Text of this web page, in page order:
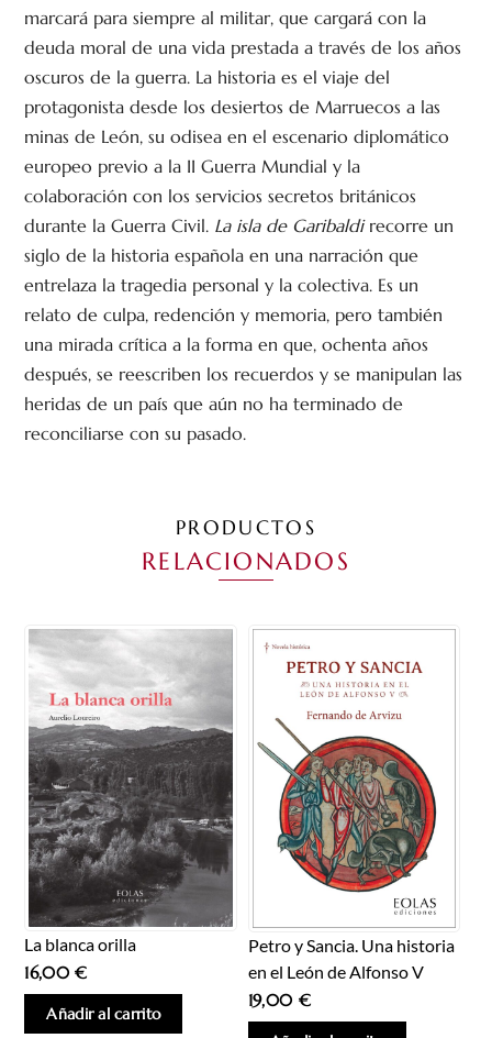
marcará para siempre al militar, que cargará con la
deuda moral de una vida prestada a través de los años
oscuros de la guerra. La historia es el viaje del
protagonista desde los desiertos de Marruecos a las
minas de León, su odisea en el escenario diplomático
europeo previo a la II Guerra Mundial y la
colaboración con los servicios secretos británicos
durante la Guerra Civil. La isla de Garibaldi recorre un
siglo de la historia española en una narración que
entrelaza la tragedia personal y la colectiva. Es un
relato de culpa, redención y memoria, pero también
una mirada crítica a la forma en que, ochenta años
después, se reescriben los recuerdos y se manipulan las
heridas de un país que aún no ha terminado de
reconciliarse con su pasado.
PRODUCTOS
RELACIONADOS
La blanca orilla
16,00€
Añadir al carrito
Petro y Sancia. Una historia
en el León de Alfonso V
19,00 €